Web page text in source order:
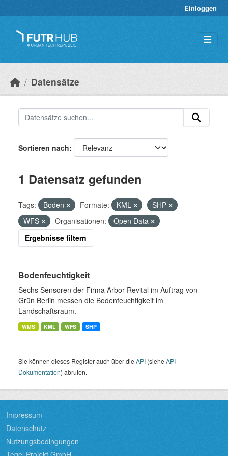
Einloggen
Datensätze
Sortieren nach
1 Datensatz gefunden
Tags: Boden Formate: KML
SHP
WFS
Organisationen:
Open Data
Ergebnisse filtern
Bodenfeuchtigkeit
Sechs Sensoren der Firma Arbor-Revital im Auftrag von
Grün Berlin messen die Bodenfeuchtigkeit im
Landschaftsraum.
WMS KML WFS SHP
Sie können dieses Register auch über dieAPI (sieheAPI-
Dokumentation) abrufen.
Impressum
Datenschutz
Nutzungsbedingungen